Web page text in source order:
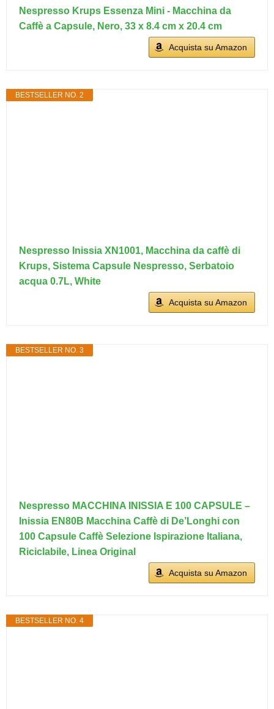
Nespresso Krups Essenza Mini - Macchina da
Caffè a Capsule, Nero, 33 x 8.4 cm x 20.4 cm
Acquista su Amazon
BESTSELLER NO. 2
Nespresso Inissia XN1001, Macchina da caffè di
Krups, Sistema Capsule Nespresso, Serbatoio
acqua 0.7L, White
Acquista su Amazon
BESTSELLER NO. 3
Nespresso MACCHINA INISSIA E 100 CAPSULE –
Inissia EN80B Macchina Caffè di De’Longhi con
100 Capsule Caffè Selezione Ispirazione Italiana,
Riciclabile, Linea Original
Acquista su Amazon
BESTSELLER NO. 4